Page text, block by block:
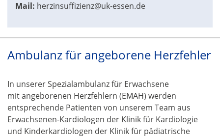
Mail: herzinsuffizienz@uk-essen.de
Ambulanz für angeborene Herzfehler
In unserer Spezialambulanz für Erwachsene
mit angeborenen Herzfehlern (EMAH) werden
entsprechende Patienten von unserem Team aus
Erwachsenen-Kardiologen der Klinik für Kardiologie
und Kinderkardiologen der Klinik für pädiatrische